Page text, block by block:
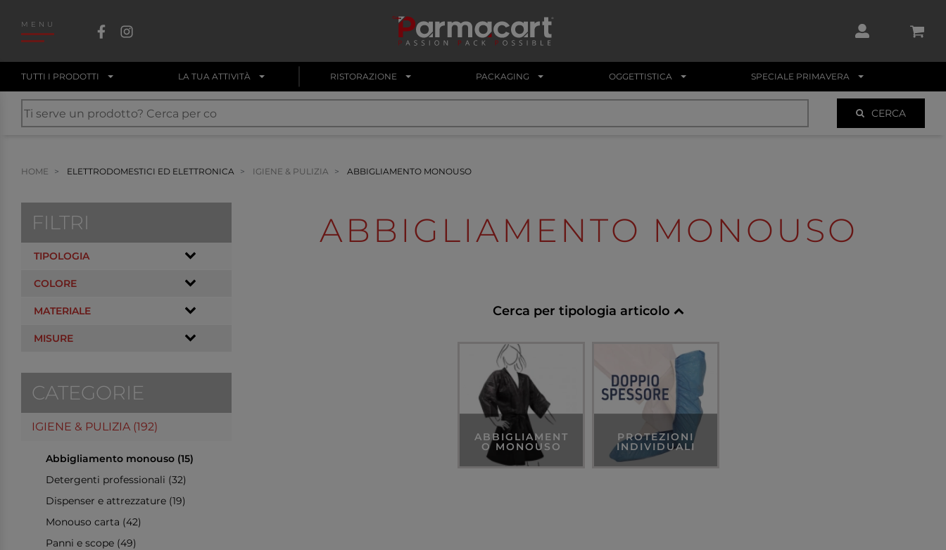
MENU
TUTTI I PRODOTTI LA TUA ATTIVITÀ RISTORAZIONE PACKAGING OGGETTISTICA SPECIALE PRIMAVERA
CERCA
HOME ELETTRODOMESTICI ED ELETTRONICA IGIENE & PULIZIA ABBIGLIAMENTO MONOUSO
FILTRI
TIPOLOGIA
COLORE
MATERIALE
MISURE
CATEGORIE
IGIENE & PULIZIA (192)
Abbigliamento monouso (15)
Detergenti professionali (32)
Dispenser e attrezzature (19)
Monouso carta (42)
Panni e scope (49)
ABBIGLIAMENTO MONOUSO
Cerca per tipologia articolo
ABBIGLIAMENT
O MONOUSO
PROTEZIONI
INDIVIDUALI